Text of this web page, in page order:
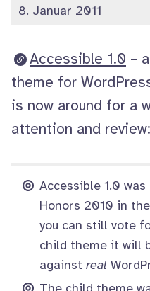
veröffentlicht
8. Januar 2011
Accessible 1.0 –
theme for
is now around for a
attention and review:
Accessible 1.0 was
Honors 2010 in
you can still vote
child theme it will
against real